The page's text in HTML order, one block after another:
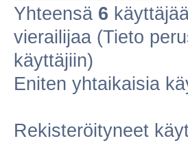
Yhteensä 6
vierailijaa (Tieto
käyttäjiin)
Eniten yhtaikaisia
Rekisteröityneet